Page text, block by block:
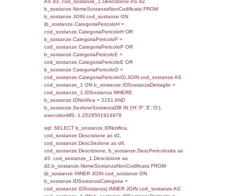
(f_territori_limitrofi.IDTipoTerritorio =
cod_territori_tipologia.IDTerritorioTP)
(((f_territori_limitrofi.IDNotifica)=2151) AND
((f_territori_limitrofi.IDTipoTerritorio)=5)),
0.070046901702881
sql: SELECT f_territori_limitrofi.Distanza,
f_territori_limitrofi.Direzione,
f_territori_limitrofi.Denominazione,
rofi.DescAltro FROM f_territori_limitrofi
cod_territori_tipologia ON
(f_territori_limitrofi.IDTipologiaTerritorio =
cod_territori_tipologia.IDTipologiaTerritorio)
(f_territori_limitrofi.IDTipoTerritorio =
cod_territori_tipologia.IDTerritorioTP)
(((f_territori_limitrofi.IDNotifica)=2151) AND